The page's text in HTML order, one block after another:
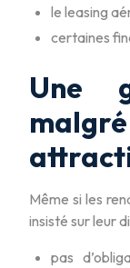
le leasing
certaines
Une
Même si les
insisté sur leur
pas